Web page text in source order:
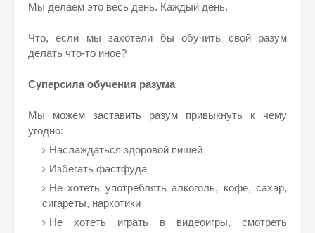
Мы делаем это весь день. Каждый день.
Что, если мы захотели бы обучить свой разум
делать что-то иное?
Суперсила обучения разума
Мы можем заставить разум привыкнуть к чему
угодно:
Наслаждаться здоровой пищей
Избегать фастфуда
Не хотеть употреблять алкоголь, кофе, сахар,
сигареты, наркотики
Не хотеть играть в видеоигры, смотреть